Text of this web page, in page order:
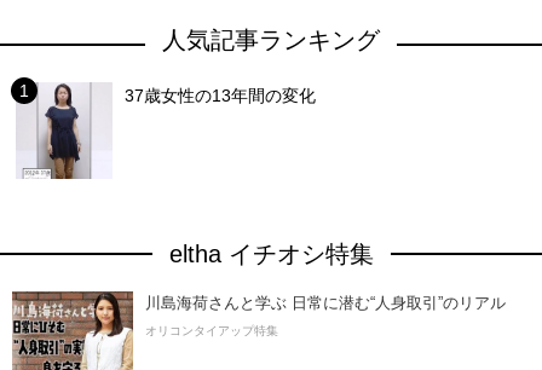
人気記事ランキング
37歳女性の13年間の変化
eltha イチオシ特集
川島海荷さんと学ぶ 日常に潜む“人身取引”のリアル
オリコンタイアップ特集